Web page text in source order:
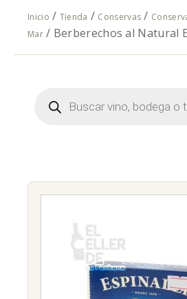
Inicio / Tienda / Conservas /
Mar/ Berberechos al Natural
Búsqueda